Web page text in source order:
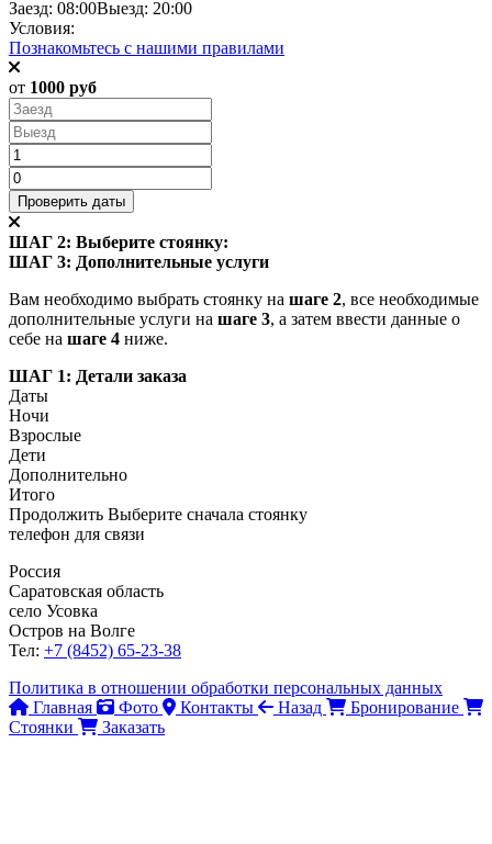
Заезд: 08:00Выезд: 20:00
Условия:
Познакомьтесь с нашими правилами
от 1000 руб
ШАГ 2: Выберите стоянку:
ШАГ 3: Дополнительные услуги
Вам необходимо выбрать стоянку на шаге 2, все необходимые
дополнительные услуги на шаге 3, а затем ввести данные о
себе на шаге 4 ниже.
ШАГ 1: Детали заказа
Даты
Ночи
Взрослые
Дети
Дополнительно
Итого
Продолжить Выберите сначала стоянку
телефон для связи
Россия
Саратовская область
село Усовка
Остров на Волге
Тел: +7 (8452) 65-23-38
Политика в отношении обработки персональных данных
Главная
Фото Контакты Назад
Бронирование
Стоянки
Заказать